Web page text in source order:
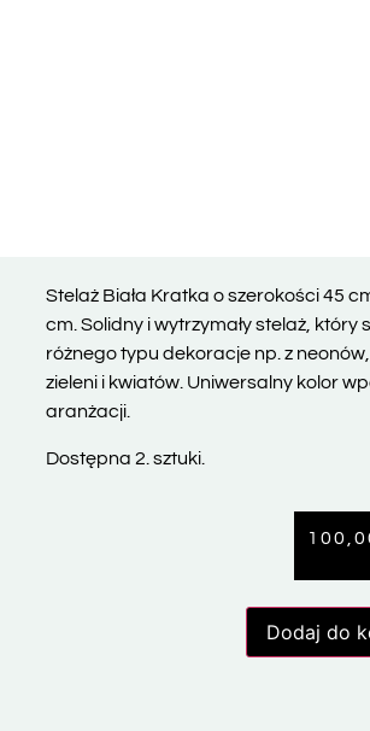
Stelaż Biała Kratka o szerokości 45
cm. Solidny i wytrzymały stelaż, który
różnego typu dekoracje np. z
zieleni i kwiatów. Uniwersalny kolor
aranżacji.
Dostępna 2. sztuki.
Dodaj do